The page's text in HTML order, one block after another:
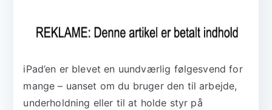
iPad’en er blevet en uundværlig følgesvend for
mange – uanset om du bruger den til arbejde,
underholdning eller til at holde styr på